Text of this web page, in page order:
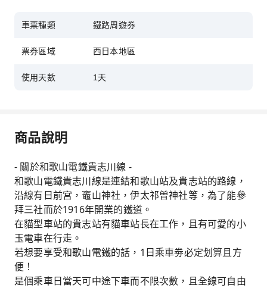
車票種類 鐵路周遊券
票券區域 西日本地區
使用天數 1天
商品說明
- 關於和歌山電鐵貴志川線 -
和歌山電鐵貴志川線是連結和歌山站及貴志站的路線，
沿線有日前宮，竈山神社，伊太祁󠄀曽神社等，為了能參
拜三社而於1916年開業的鐵道。
在貓型車站的貴志站有貓車站長在工作，且有可愛的小
玉電車在行走。
若想要享受和歌山電鐵的話，1日乘車劵必定划算且方
便！
是個乘車日當天可中途下車而不限次數，且全線可自由